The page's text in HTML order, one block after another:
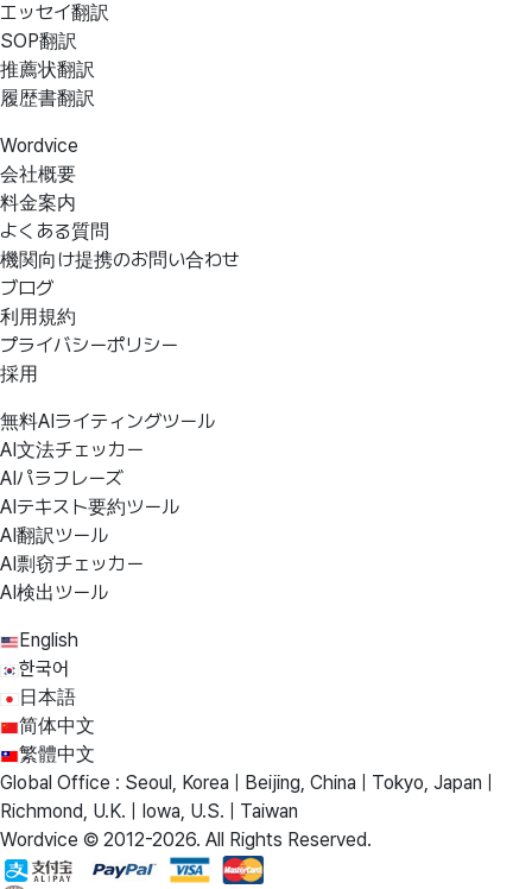
エッセイ翻訳
SOP翻訳
推薦状翻訳
履歴書翻訳
Wordvice
会社概要
料金案内
よくある質問
機関向け提携のお問い合わせ
ブログ
利用規約
プライバシーポリシー
採用
無料AIライティングツール
AI文法チェッカー
AIパラフレーズ
AIテキスト要約ツール
AI翻訳ツール
AI剽窃チェッカー
AI検出ツール
English
한국어
日本語
简体中文
繁體中文
Global Office : Seoul, Korea | Beijing, China | Tokyo, Japan |
Richmond, U.K. | Iowa, U.S. | Taiwan
Wordvice © 2012-2026. All Rights Reserved.